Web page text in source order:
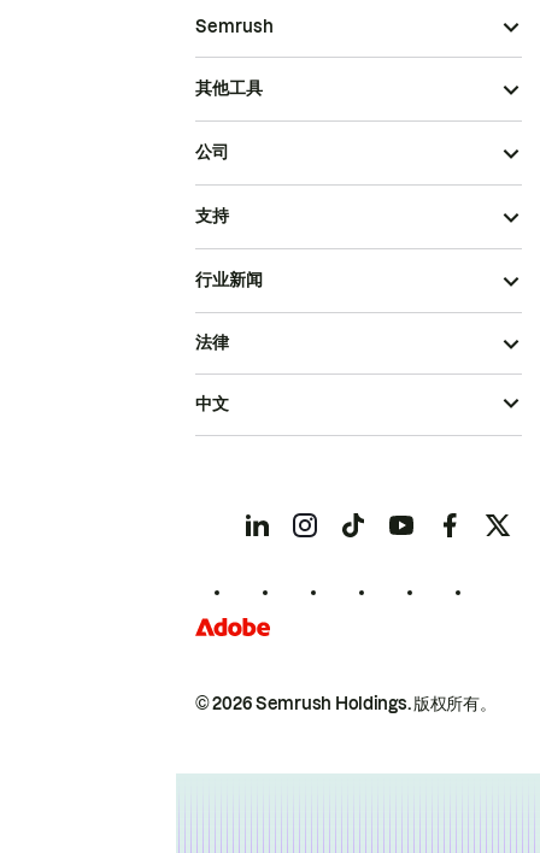
Semrush
其他工具
公司
支持
行业新闻
© 2026 Semrush Holdings.版权所有。
法律
中文